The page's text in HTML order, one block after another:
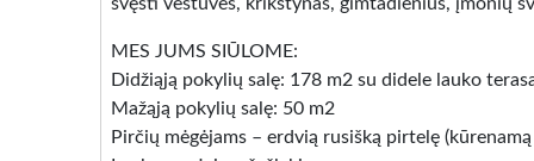
MES JUMS SIŪLOME:
Didžiąją pokylių salę: 178 m2 su didele lauko
Mažąją pokylių salę: 50 m2
Pirčių mėgėjams – erdvią rusišką pirtelę